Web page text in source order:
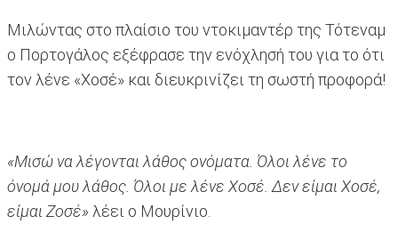
Μιλώντας στο πλαίσιο του ντοκιμαντέρ της Τότεναμ
ο Πορτογάλος εξέφρασε την ενόχλησή του για το ότι
τον λένε «Χοσέ» και διευκρινίζει τη σωστή προφορά!
«Μισώ να λέγονται λάθος ονόματα. Όλοι λένε το
όνομά μου λάθος. Όλοι με λένε Χοσέ. Δεν είμαι Χοσέ,
είμαι Ζοσέ» λέει ο Μουρίνιο.